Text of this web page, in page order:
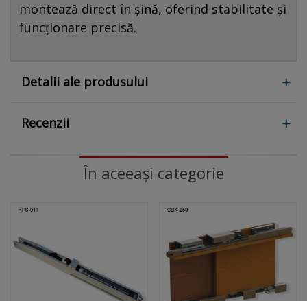
montează direct în șină, oferind stabilitate și
funcționare precisă.
Detalii ale produsului
Recenzii
În aceeași categorie